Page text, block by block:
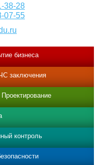
38-28
07-55
бизнеса
заключения
контроль